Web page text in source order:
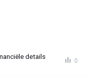
details
0